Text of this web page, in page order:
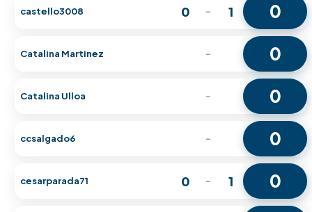
castello3008 0 - 1 0
Catalina Martinez - 0
Catalina Ulloa - 0
ccsalgado6 - 0
cesarparada71 0 - 1 0